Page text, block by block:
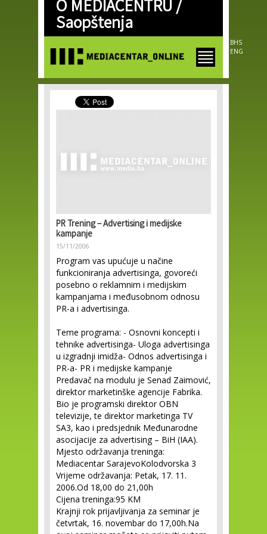
Skip to
main
content
O MEDIACENTRU /
Saopštenja
BHS
ENG
PR Trening – Advertising i medijske
kampanje
15/11/2006
Program vas upućuje u načine
funkcioniranja advertisinga, govoreći
posebno o reklamnim i medijskim
kampanjama i međusobnom odnosu
PR-a i advertisinga.
Teme programa: - Osnovni koncepti i
tehnike advertisinga- Uloga advertisinga
u izgradnji imidža- Odnos advertisinga i
PR-a- PR i medijske kampanje
Predavač na modulu je Senad Zaimović,
direktor marketinške agencije Fabrika.
Bio je programski direktor OBN
televizije, te direktor marketinga TV
SA3, kao i predsjednik Međunarodne
asocijacije za advertising – BiH (IAA).
Mjesto održavanja treninga:
Mediacentar SarajevoKolodvorska 3
Vrijeme održavanja: Petak, 17. 11.
2006.Od 18,00 do 21,00h
Cijena treninga:95 KM
Krajnji rok prijavljivanja za seminar je
četvrtak, 16. novembar do 17,00h.Na